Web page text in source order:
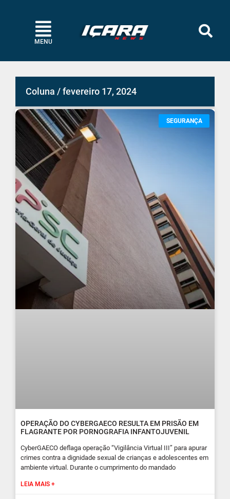
MENU
Coluna / fevereiro 17, 2024
SEGURANÇA
OPERAÇÃO DO CYBERGAECO RESULTA EM PRISÃO EM
FLAGRANTE POR PORNOGRAFIA INFANTOJUVENIL
CyberGAECO deflaga operação “Vigilância Virtual III” para apurar
crimes contra a dignidade sexual de crianças e adolescentes em
ambiente virtual. Durante o cumprimento do mandado
LEIA MAIS +